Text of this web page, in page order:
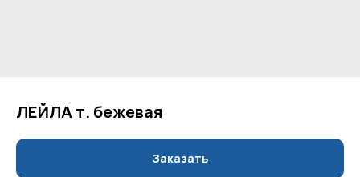
ЛЕЙЛА т. бежевая
Заказать